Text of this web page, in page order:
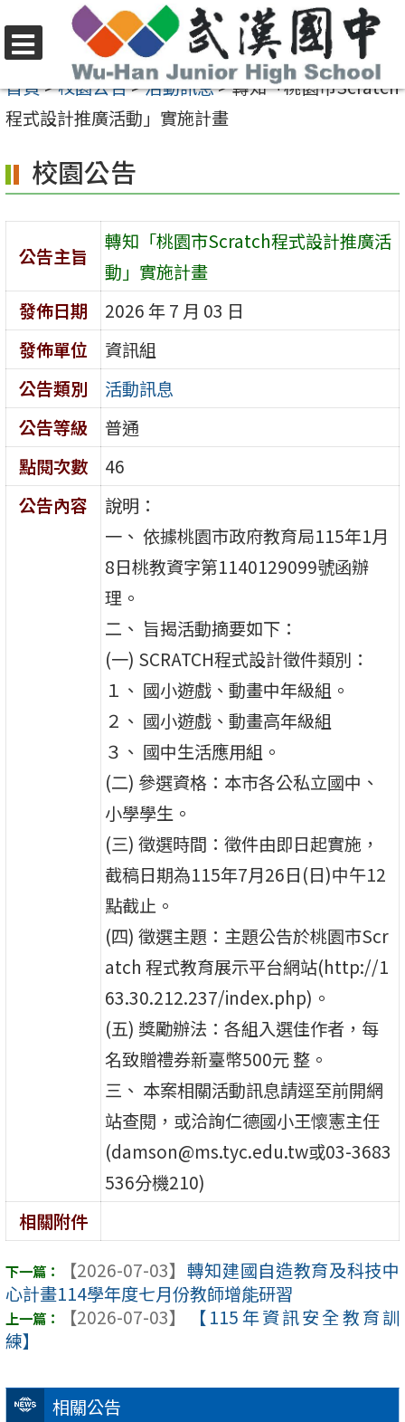
至
要
容
區
選
單
首頁>校園公告>活動訊息>轉知「桃園市Scratch
程式設計推廣活動」實施計畫
相關公告
校園公告
公告主旨
轉知「桃園市Scratch程式設計推廣活
動」實施計畫
發佈日期
2026 年 7 月 03 日
發佈單位
資訊組
公告類別
活動訊息
公告等級
普通
點閱次數
46
公告內容
說明：
一、 依據桃園市政府教育局115年1月
8日桃教資字第1140129099號函辦
理。
二、 旨揭活動摘要如下：
(一) SCRATCH程式設計徵件類別：
１、 國小遊戲、動畫中年級組。
２、 國小遊戲、動畫高年級組
３、 國中生活應用組。
(二) 參選資格：本市各公私立國中、
小學學生。
(三) 徵選時間：徵件由即日起實施，
截稿日期為115年7月26日(日)中午12
點截止。
(四) 徵選主題：主題公告於桃園市Scr
atch 程式教育展示平台網站(http://1
63.30.212.237/index.php)。
(五) 獎勵辦法：各組入選佳作者，每
名致贈禮券新臺幣500元 整。
三、 本案相關活動訊息請逕至前開網
站查閱，或洽詢仁德國小王懷憲主任
(damson@ms.tyc.edu.tw或03-3683
536分機210)
相關附件
【2026-07-03】 轉知建國自造教育及科技中
心計畫114學年度七月份教師增能研習
【2026-07-03】
【115年資訊安全教育訓
練】